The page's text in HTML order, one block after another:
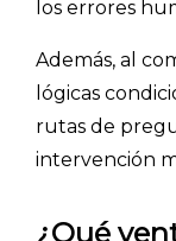
los errores
Además, al
lógicas
rutas de
intervención
¿Qué